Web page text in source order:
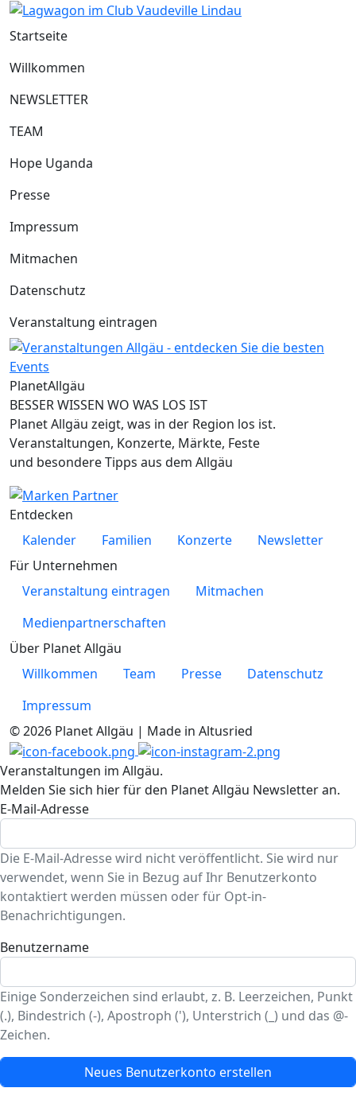
Startseite
Willkommen
NEWSLETTER
TEAM
Hope Uganda
Presse
Impressum
Mitmachen
Datenschutz
Veranstaltung eintragen
PlanetAllgäu
BESSER WISSEN WO WAS LOS IST
Planet Allgäu zeigt, was in der Region los ist.
Veranstaltungen, Konzerte, Märkte, Feste
und besondere Tipps aus dem Allgäu
Entdecken
Kalender
Familien Konzerte
Newsletter
Für Unternehmen
Veranstaltung eintragen
Mitmachen
Medienpartnerschaften
Über Planet Allgäu
Willkommen
Team Presse
Datenschutz
Impressum
© 2026 Planet Allgäu | Made in Altusried
Veranstaltungen im Allgäu.
Melden Sie sich hier für den Planet Allgäu Newsletter an.
E-Mail-Adresse
Die E-Mail-Adresse wird nicht veröffentlicht. Sie wird nur
verwendet, wenn Sie in Bezug auf Ihr Benutzerkonto
kontaktiert werden müssen oder für Opt-in-
Benachrichtigungen.
Benutzername
Einige Sonderzeichen sind erlaubt, z. B. Leerzeichen, Punkt
(.), Bindestrich (-), Apostroph ('), Unterstrich (_) und das @-
Zeichen.